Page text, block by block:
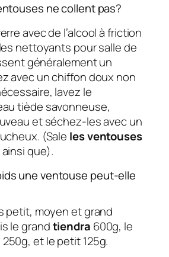
ne collent pas?
avec de l’alcool à friction
nettoyants pour salle de
généralement un
avec un chiffon doux non
lavez le
tiède savonneuse,
et séchez-les avec un
(Sale les ventouses
ainsi que).
une ventouse peut-elle
petit, moyen et grand
le grandtiendra 600g, le
250g, et le petit 125g.